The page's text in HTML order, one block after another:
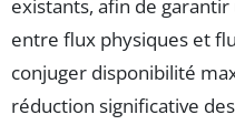
existants, afin de
entre flux physiques et
conjuger disponibilité
réduction significative